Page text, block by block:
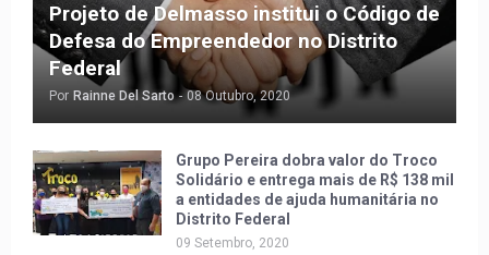
Projeto de Delmasso institui o Código de
Defesa do Empreendedor no Distrito
Federal
Por Rainne Del Sarto - 08 Outubro, 2020
Grupo Pereira dobra valor do Troco
Solidário e entrega mais de R$ 138 mil
a entidades de ajuda humanitária no
Distrito Federal
09 Setembro, 2020